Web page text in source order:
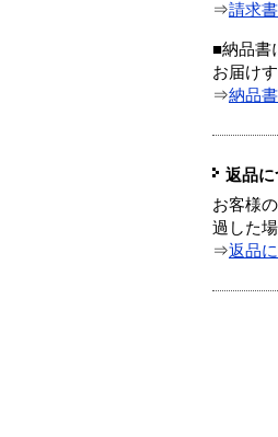
⇒請求
■納品書
お届け
⇒納品
返品に
お客様
過した
⇒返品